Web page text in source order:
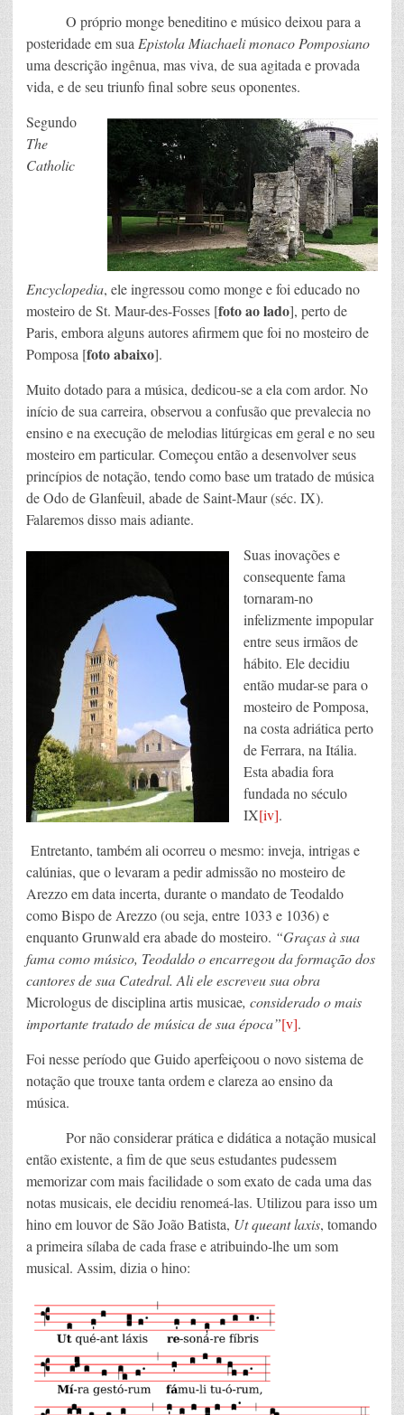
O próprio monge beneditino e músico deixou para a
posteridade em suaEpistola Miachaeli monaco Pomposiano
uma descrição ingênua, mas viva, de sua agitada e provada
vida, e de seu triunfo final sobre seus oponentes.
Segundo
The
Catholic
Encyclopedia, ele ingressou como monge e foi educado no
mosteiro de St. Maur-des-Fosses [foto ao lado], perto de
Paris, embora alguns autores afirmem que foi no mosteiro de
Pomposa [foto abaixo].
Muito dotado para a música, dedicou-se a ela com ardor. No
início de sua carreira, observou a confusão que prevalecia no
ensino e na execução de melodias litúrgicas em geral e no seu
mosteiro em particular. Começou então a desenvolver seus
princípios de notação, tendo como base um tratado de música
de Odo de Glanfeuil, abade de Saint-Maur (séc. IX).
Falaremos disso mais adiante.
Suas inovações e
consequente fama
tornaram-no
infelizmente impopular
entre seus irmãos de
hábito. Ele decidiu
então mudar-se para o
mosteiro de Pomposa,
na costa adriática perto
de Ferrara, na Itália.
Esta abadia fora
fundada no século
IX[iv].
Entretanto, também ali ocorreu o mesmo: inveja, intrigas e
calúnias, que o levaram a pedir admissão no mosteiro de
Arezzo em data incerta, durante o mandato de Teodaldo
como Bispo de Arezzo (ou seja, entre 1033 e 1036) e
enquanto Grunwald era abade do mosteiro. “Graças à sua
fama como músico, Teodaldo o encarregou da formação dos
cantores de sua Catedral. Ali ele escreveu sua obra
Micrologus de disciplina artis musicae, considerado o mais
importante tratado de música de sua época”[v].
Foi nesse período que Guido aperfeiçoou o novo sistema de
notação que trouxe tanta ordem e clareza ao ensino da
música.
Por não considerar prática e didática a notação musical
então existente, a fim de que seus estudantes pudessem
memorizar com mais facilidade o som exato de cada uma das
notas musicais, ele decidiu renomeá-las. Utilizou para isso um
hino em louvor de São João Batista, Ut queant laxis, tomando
a primeira sílaba de cada frase e atribuindo-lhe um som
musical. Assim, dizia o hino: